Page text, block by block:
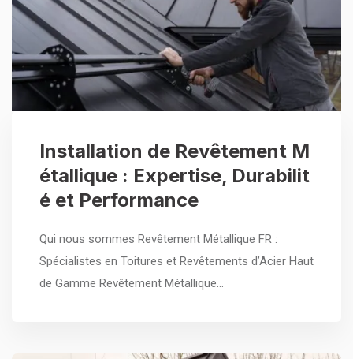
Installation de Revêtement M
étallique : Expertise, Durabilit
é et Performance
Qui nous sommes Revêtement Métallique FR :
Spécialistes en Toitures et Revêtements d’Acier Haut
de Gamme Revêtement Métallique…